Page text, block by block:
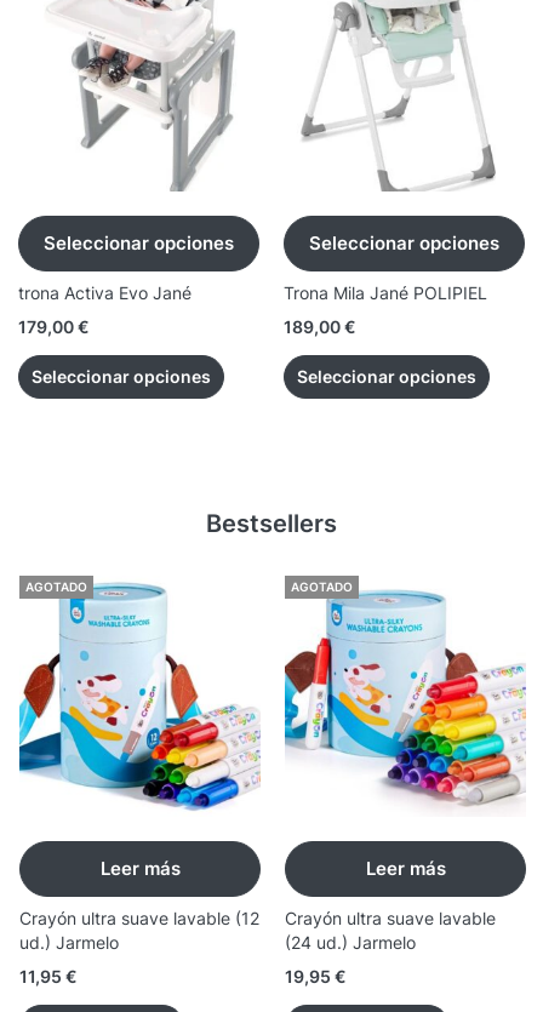
Seleccionar opciones
trona Activa Evo Jané
179,00€
Seleccionar opciones
Seleccionar opciones
Trona Mila Jané POLIPIEL
189,00€
Seleccionar opciones
Bestsellers
AGOTADO
Leer más
Crayón ultra suave lavable (12
ud.) Jarmelo
11,95 €
AGOTADO
Leer más
Crayón ultra suave lavable
(24 ud.) Jarmelo
19,95 €